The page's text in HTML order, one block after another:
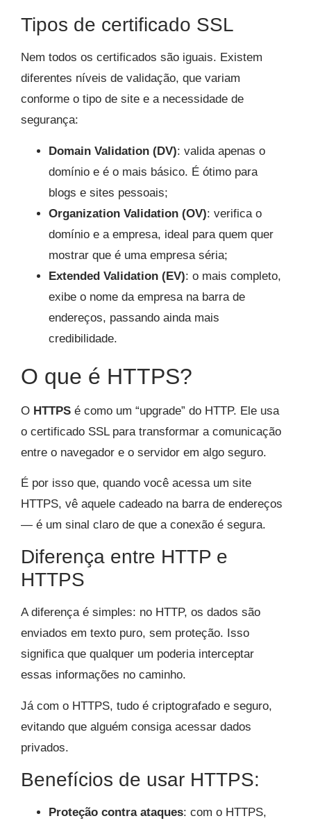
Tipos de certificado SSL
Nem todos os certificados são iguais. Existem
diferentes níveis de validação, que variam
conforme o tipo de site e a necessidade de
segurança:
Domain Validation (DV): valida apenas o
domínio e é o mais básico. É ótimo para
blogs e sites pessoais;
Organization Validation (OV): verifica o
domínio e a empresa, ideal para quem quer
mostrar que é uma empresa séria;
Extended Validation (EV): o mais completo,
exibe o nome da empresa na barra de
endereços, passando ainda mais
credibilidade.
O que é HTTPS?
O HTTPS é como um “upgrade” do HTTP. Ele usa
o certificado SSL para transformar a comunicação
entre o navegador e o servidor em algo seguro.
É por isso que, quando você acessa um site
HTTPS, vê aquele cadeado na barra de endereços
— é um sinal claro de que a conexão é segura.
Diferença entre HTTP e
HTTPS
A diferença é simples: no HTTP, os dados são
enviados em texto puro, sem proteção. Isso
significa que qualquer um poderia interceptar
essas informações no caminho.
Já com o HTTPS, tudo é criptografado e seguro,
evitando que alguém consiga acessar dados
privados.
Benefícios de usar HTTPS:
Proteção contra ataques: com o HTTPS,